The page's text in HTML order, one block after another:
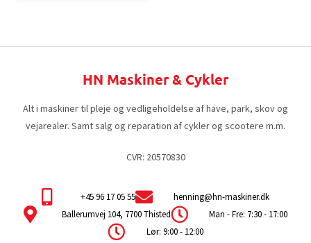
HN Maskiner & Cykler
Alt i maskiner til pleje og vedligeholdelse af have, park, skov og
vejarealer. Samt salg og reparation af cykler og scootere m.m.
CVR: 20570830
+45 96 17 05 55
henning@hn-maskiner.dk
Ballerumvej 104, 7700 Thisted
Man - Fre: 7:30 - 17:00
Lør: 9:00 - 12:00